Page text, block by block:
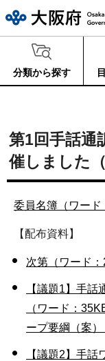
分類から探す
第1回手話通
催しました
委員名簿（ワード
【配布資料】
次第（ワード：
【議題1】手話
（ワード：
ープ要綱（案）
【議題2】手